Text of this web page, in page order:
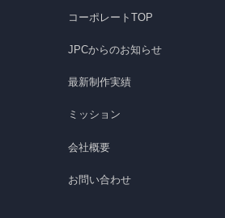
コーポレートTOP
JPCからのお知らせ
最新制作実績
ミッション
会社概要
お問い合わせ